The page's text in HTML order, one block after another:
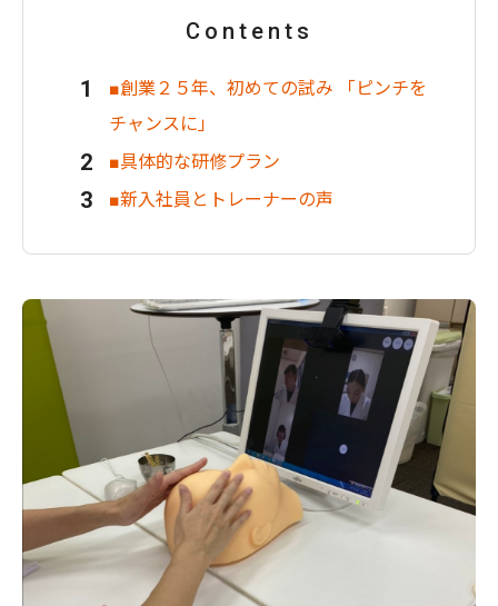
Contents
■創業２５年、初めての試み 「ピンチを
チャンスに」
■具体的な研修プラン
■新入社員とトレーナーの声